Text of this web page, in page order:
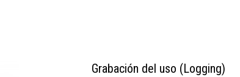
Grabación del uso (Logging)